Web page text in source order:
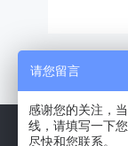
请您留言
感谢您的关注，
线，请填写一下
尽快和您联系。